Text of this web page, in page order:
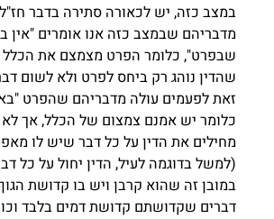
במצב כזה, יש לכאורה סתירה בדבר
מדבריהם שבמצב כזה אנו אומרים "אין
שבפרט", כלומר הפרט מצמצם את הכלל
שהדין נוהג רק ביחס לפרט ולא לשום
זאת לפעמים עולה מדבריהם שהפרט
כלומר יש אמנם צמצום של הכלל, אך
מחילים את הדין על כל דבר שיש לו
(למשל בדוגמה לעיל, הדין יחול על כל
במובן זה שהוא קרבן ויש בו קדושת
דברים שקדושתם קדושת דמים בלבד